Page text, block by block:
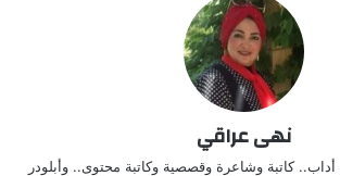
نهى عراقي
كاتبة وشاعرة وقصصية وكاتبة محتوى.. وأبلودر